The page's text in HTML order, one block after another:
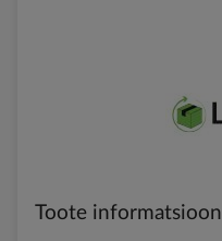
beginning
Toote informatsioon